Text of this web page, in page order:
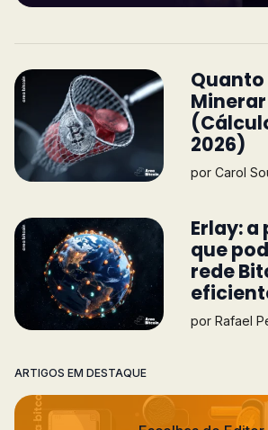
Minerar
2026)
porCarol
Erlay:
que
rede
porRafael
ARTIGOS EM DESTAQUE